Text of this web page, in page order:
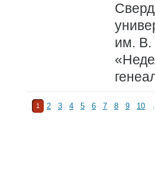
им. В.
1 2 3 4 5 6 7 8 9 10